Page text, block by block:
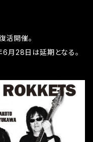
活開催。
月28日は延期となる。